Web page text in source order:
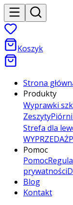
Koszyk
Strona
Produkty
Wyprawki
Zeszyty
Strefa dla
WYPRZEDAŻ
Pomoc
Pomoc
prywatności
Blog
Kontakt